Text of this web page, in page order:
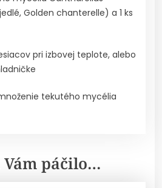
Golden chanterelle) a 1 ks
pri izbovej teplote, alebo
tekutého mycélia
Vám páčilo…